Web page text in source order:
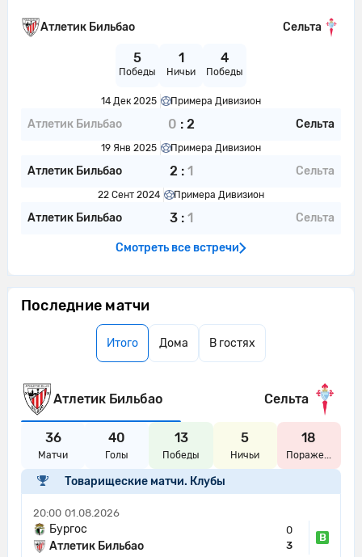
15'
перехватывает навес, направленный
в сторону штрафной.
Сельта: 59%.
15'
Атлетик Бильбао контролирует мяч.
16'
выбив мяч.
Атлетик Бильбао совершает
противника
16'
Атлетик Бильбао пытается что-то
Сельта пытается что-то создать.
Ферран Хутгла из команды Сельта в
17'
Атлетик Бильбао пытается что-то
создать.
17'
Сельта совершает вбрасывание на
своей половине поля
18'
создать.
Fer Lopez из команды Сельта
Атлетик Бильбао
5
Победы
1
Ничьи
4
Победы
Сельта
14 Дек 2025 Примера Дивизион
Атлетик Бильбао 0 : 2 Сельта
19 Янв 2025 Примера Дивизион
Атлетик Бильбао 2: 1 Сельта
22 Сент 2024 Примера Дивизион
Атлетик Бильбао 3: 1 Сельта
Смотреть все встречи
Последние матчи
Итого Дома В гостях
Атлетик Бильбао Сельта
36
Матчи
40
Голы
13
Победы
5
Ничьи
18
Пораже...
Товарищеские матчи. Клубы
20:00 01.08.2026
Бургос
Атлетик Бильбао
0
3
В